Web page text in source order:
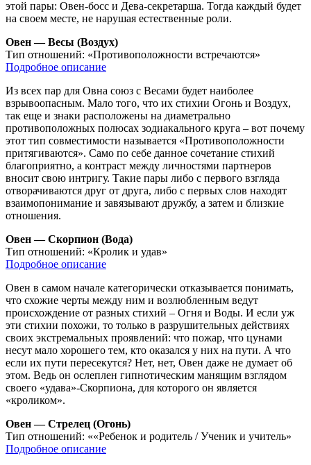
этой пары: Овен-босс и Дева-секретарша. Тогда каждый будет
на своем месте, не нарушая естественные роли.
Овен — Весы (Воздух)
Тип отношений: «Противоположности встречаются»
Подробное описание
Из всех пар для Овна союз с Весами будет наиболее
взрывоопасным. Мало того, что их стихии Огонь и Воздух,
так еще и знаки расположены на диаметрально
противоположных полюсах зодиакального круга – вот почему
этот тип совместимости называется «Противоположности
притягиваются». Само по себе данное сочетание стихий
благоприятно, а контраст между личностями партнеров
вносит свою интригу. Такие пары либо с первого взгляда
отворачиваются друг от друга, либо с первых слов находят
взаимопонимание и завязывают дружбу, а затем и близкие
отношения.
Овен — Скорпион (Вода)
Тип отношений: «Кролик и удав»
Подробное описание
Овен в самом начале категорически отказывается понимать,
что схожие черты между ним и возлюбленным ведут
происхождение от разных стихий – Огня и Воды. И если уж
эти стихии похожи, то только в разрушительных действиях
своих экстремальных проявлений: что пожар, что цунами
несут мало хорошего тем, кто оказался у них на пути. А что
если их пути пересекутся? Нет, нет, Овен даже не думает об
этом. Ведь он ослеплен гипнотическим манящим взглядом
своего «удава»-Скорпиона, для которого он является
«кроликом».
Овен — Стрелец (Огонь)
Тип отношений: ««Ребенок и родитель / Ученик и учитель»
Подробное описание